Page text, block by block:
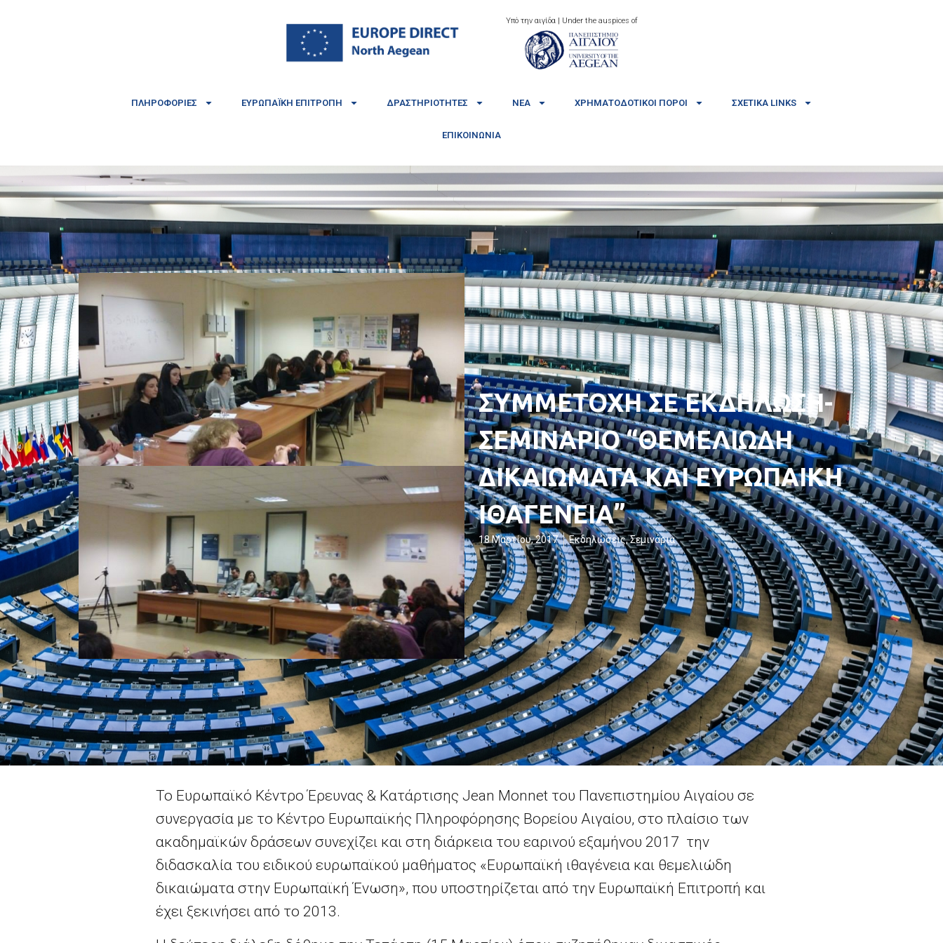
Υπό την αιγίδα | Under the auspices of
ΠΛΗΡΟΦΟΡΊΕΣ ΕΥΡΩΠΑΪΚΉ ΕΠΙΤΡΟΠΉ ΔΡΑΣΤΗΡΙΌΤΗΤΕΣ ΝΈΑ ΧΡΗΜΑΤΟΔΟΤΙΚΟΊ ΠΌΡΟΙ ΣΧΕΤΙΚΆ LINKS
ΕΠΙΚΟΙΝΩΝΊΑ
ΣΥΜΜΕΤΟΧΗ ΣΕ ΕΚΔΗΛΩΣΗ-
ΣΕΜΙΝΑΡΙΟ “ΘΕΜΕΛΙΩΔΗ
ΔΙΚΑΙΩΜΑΤΑ ΚΑΙ ΕΥΡΩΠΑΙΚΗ
ΙΘΑΓΕΝΕΙΑ”
18 Μαρτίου, 2017 Εκδηλώσεις,Σεμινάρια
Το Ευρωπαϊκό Κέντρο Έρευνας & Κατάρτισης Jean Monnet του Πανεπιστημίου Αιγαίου σε
συνεργασία με το Κέντρο Ευρωπαϊκής Πληροφόρησης Βορείου Αιγαίου, στο πλαίσιο των
ακαδημαϊκών δράσεων συνεχίζει και στη διάρκεια του εαρινού εξαμήνου 2017 την
διδασκαλία του ειδικού ευρωπαϊκού μαθήματος «Ευρωπαϊκή ιθαγένεια και θεμελιώδη
δικαιώματα στην Ευρωπαϊκή Ένωση», που υποστηρίζεται από την Ευρωπαϊκή Επιτροπή και
έχει ξεκινήσει από το 2013.